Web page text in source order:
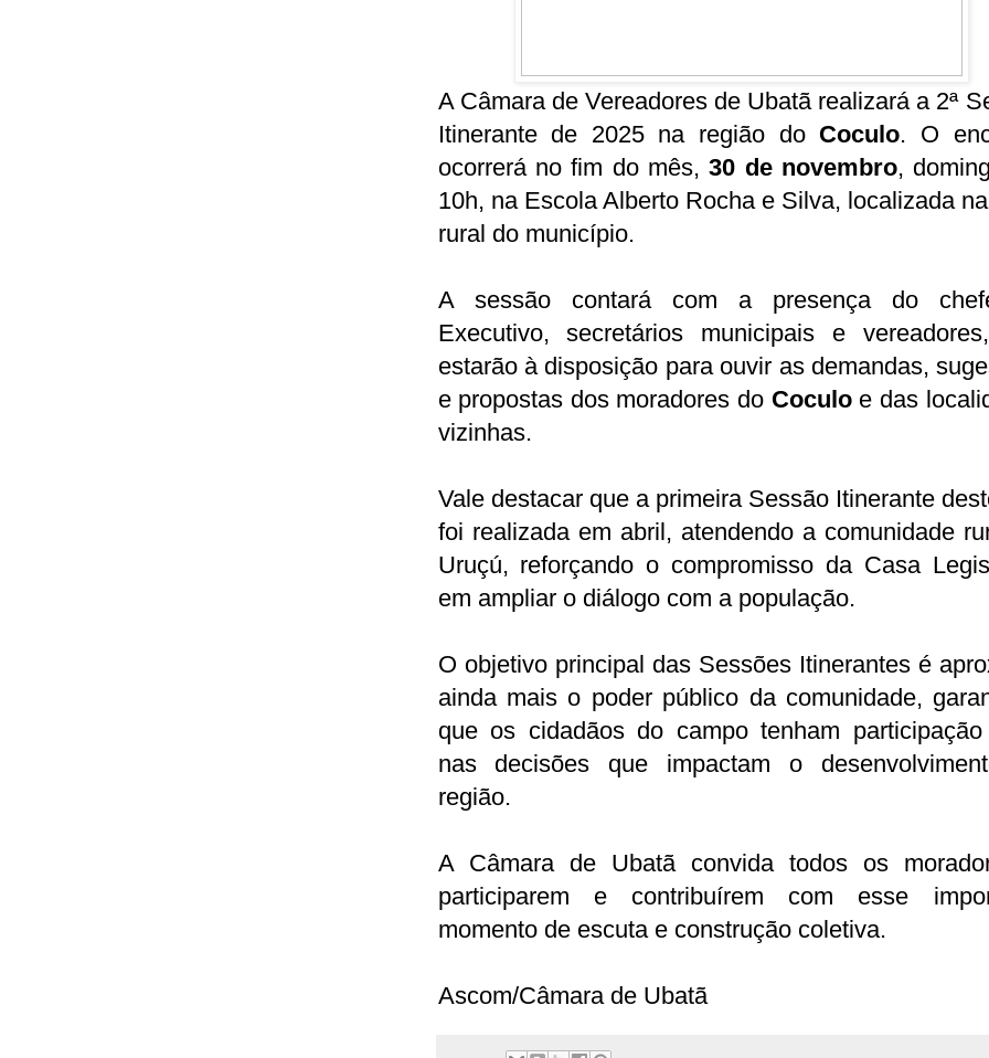
A Câmara de Vereadores de Ubatã realizará a 2ª
Itinerante de 2025 na região doCoculo. O
ocorrerá no fim do mês,30 de novembro,
10h, na Escola Alberto Rocha e Silva, localizada
rural do município.
A sessão contará com a presença do
Executivo, secretários municipais e
estarão à disposição para ouvir as demandas,
e propostas dos moradores do Coculoe das
vizinhas.
Vale destacar que a primeira Sessão Itinerante
foi realizada em abril, atendendo a comunidade
Uruçú, reforçando o compromisso da Casa
em ampliar o diálogo com a população.
O objetivo principal das Sessões Itinerantes é
ainda mais o poder público da comunidade,
que os cidadãos do campo tenham
nas decisões que impactam o
região.
A Câmara de Ubatã convida todos os
participarem e contribuírem com esse
momento de escuta e construção coletiva.
Ascom/Câmara de Ubatã